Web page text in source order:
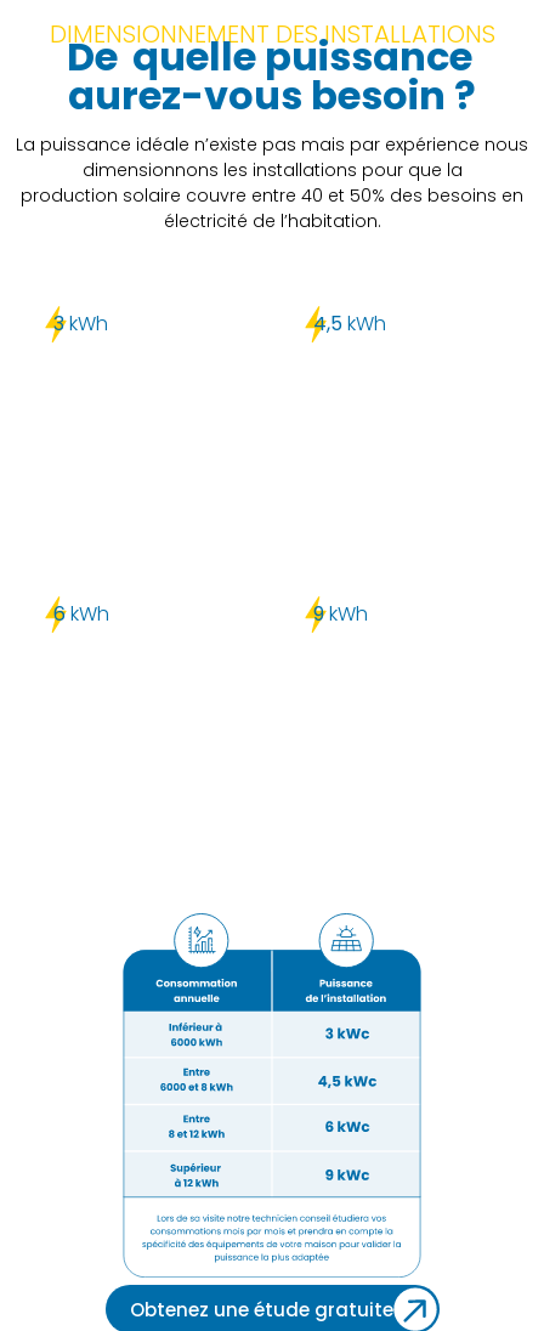
DIMENSIONNEMENT DES INSTALLATIONS
Dequelle puissance
aurez-vous besoin ?
La puissance idéale n’existe pas mais par expérience nous
dimensionnons les installations pour que la
production solaire couvre entre 40 et 50% des besoins en
électricité de l’habitation.
3kWh 4,5kWh
6kWh 9kWh
Obtenez une étude gratuite